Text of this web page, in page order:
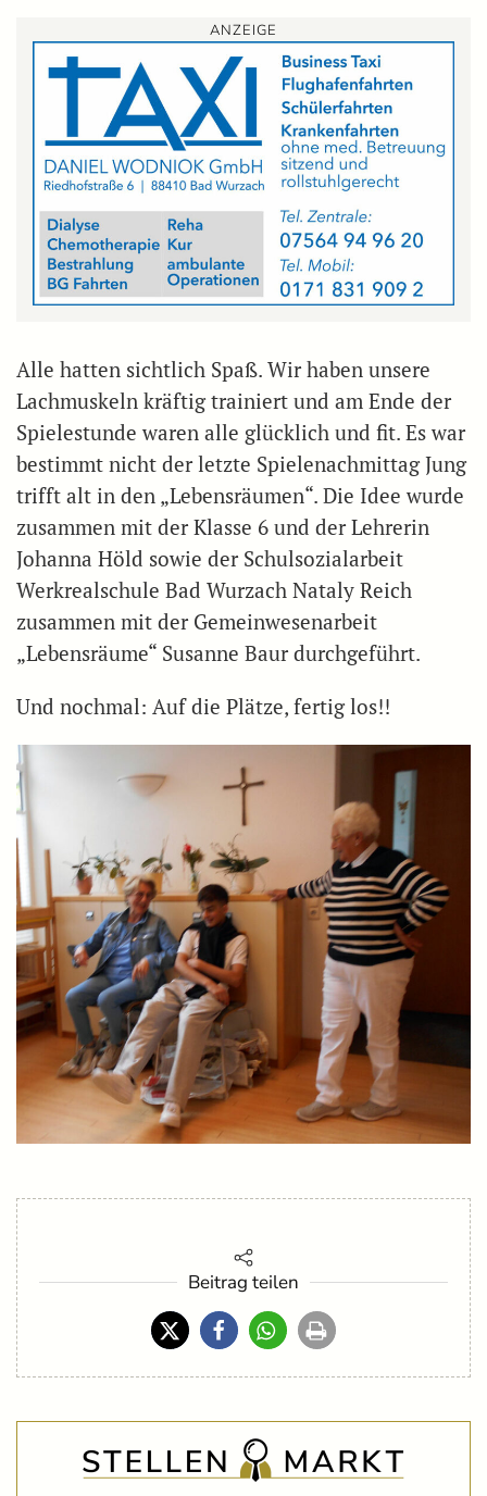
ANZEIGE
Alle hatten sichtlich Spaß. Wir haben unsere
Lachmuskeln kräftig trainiert und am Ende der
Spielestunde waren alle glücklich und fit. Es war
bestimmt nicht der letzte Spielenachmittag Jung
trifft alt in den „Lebensräumen“. Die Idee wurde
zusammen mit der Klasse 6 und der Lehrerin
Johanna Höld sowie der Schulsozialarbeit
Werkrealschule Bad Wurzach Nataly Reich
zusammen mit der Gemeinwesenarbeit
„Lebensräume“ Susanne Baur durchgeführt.
Und nochmal: Auf die Plätze, fertig los!!
Beitrag teilen